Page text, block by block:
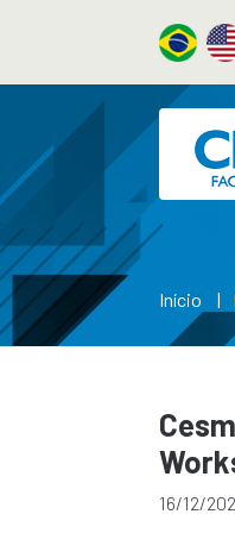
Início
16/12/